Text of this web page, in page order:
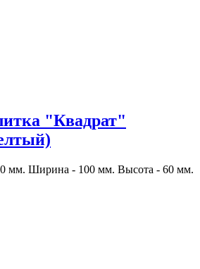
"Квадрат"
мм. Ширина - 100 мм. Высота - 60 мм.